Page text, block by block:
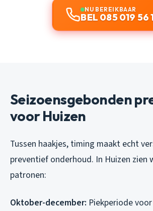
NU BEREIKBAAR
BEL 085 019 56
Seizoensgebonden
voor Huizen
Tussen haakjes, timing maakt echt
preventief onderhoud. In Huizen zien
patronen:
Oktober-december: Piekperiode